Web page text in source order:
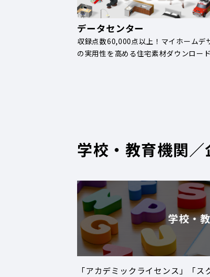
データセンター
収録点数60,000点以上！マイホームデ
の実用性を高める住宅素材ダウンロード
学校・教育機関
学校・
「アカデミックライセンス」「ス